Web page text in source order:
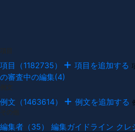
項目（1182735） 項目を追加する
の審査中の編集(4)
例文（1463614） 例文を追加する
編集者（35） 編集ガイドライン クレ